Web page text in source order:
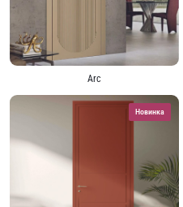
Arc
Новинка